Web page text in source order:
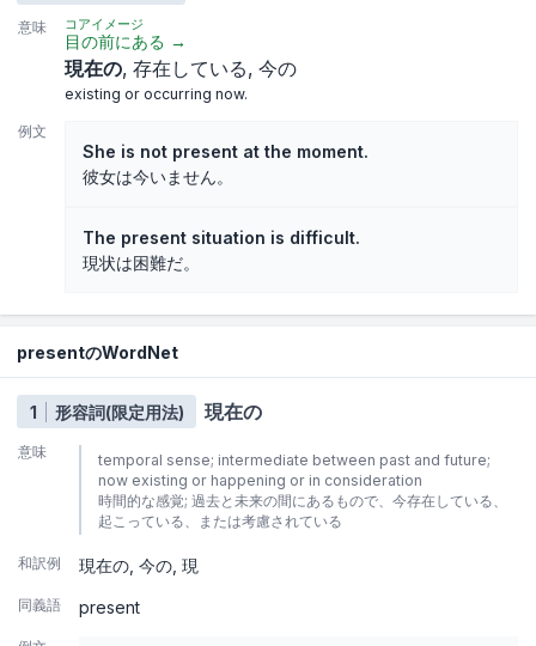
意味 コアイメージ
目の前にある →
現在の 存在している 今の
existing or occurring now.
例文
She is not present at the moment.
彼女は今いません。
The present situation is difficult.
現状は困難だ。
presentのWordNet
1 形容詞(限定用法) 現在の
意味
temporal sense; intermediate between past and future;
now existing or happening or in consideration
時間的な感覚; 過去と未来の間にあるもので、今存在している、
起こっている、または考慮されている
和訳例 現在の 今の 現
同義語 present